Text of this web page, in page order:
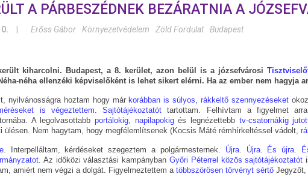
A PÁRBESZÉDNEK BEZÁRATNIA A
Erőss Gábor Környezetvédelem Zöld Fordulat Budapest
kiharcolni. Budapest, a 8. kerület, azon belül is a józsefvárosi
néha ellenzéki képviselőként is lehet sikert elérni. Ha az ember nem hagyja
nyilvánosságra hoztam hogy márkorábban is súlyos, rákkeltő szennyezéseket
is végeztettem .Sajtótájékoztatóttartottam. Felhívtam a figyelmet
A legolvasottabbportálokig napilapokigés legnézettebb tv-csatornákig
ülésen. Nem hagytam, hogy megfélemlítsenek (Kocsis Máté rémhírkeltéssel vádolt,
. Interpelláltam, kérdéseket szegeztem a polgármesternek. Újra. Újra. És újra
. Az időközi választási kampánybanGyőri Péterrel közös sajtótájékoztatót
amiért nem végzi a dolgát. Figyelmeztettem atöbbszörösen törvényt sértő